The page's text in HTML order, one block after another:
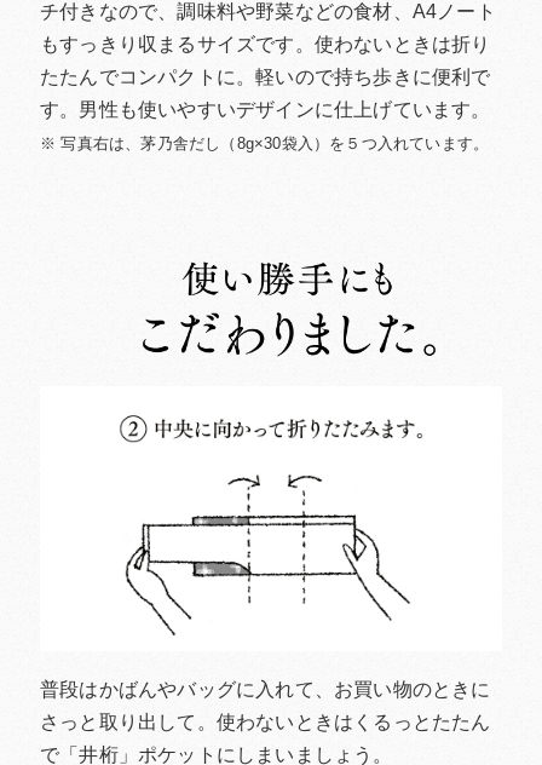
チ付きなので、調味料や野菜などの食材、A4ノート
もすっきり収まるサイズです。使わないときは折り
たたんでコンパクトに。軽いので持ち歩きに便利で
す。男性も使いやすいデザインに仕上げています。
※ 写真右は、茅乃舎だし（8g×30袋入）を５つ入れています。
普段はかばんやバッグに入れて、お買い物のときに
さっと取り出して。使わないときはくるっとたたん
で「井桁」ポケットにしまいましょう。